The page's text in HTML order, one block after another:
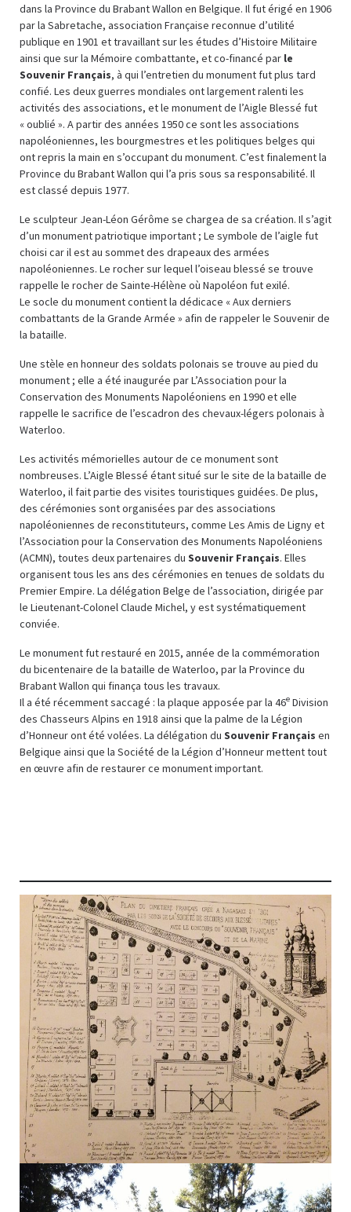
dans la Province du Brabant Wallon en Belgique. Il fut érigé en 1906
par la Sabretache, association Française reconnue d’utilité
publique en 1901 et travaillant sur les études d’Histoire Militaire
ainsi que sur la Mémoire combattante, et co-financé par le
Souvenir Français, à qui l’entretien du monument fut plus tard
confié. Les deux guerres mondiales ont largement ralenti les
activités des associations, et le monument de l’Aigle Blessé fut
« oublié ». A partir des années 1950 ce sont les associations
napoléoniennes, les bourgmestres et les politiques belges qui
ont repris la main en s’occupant du monument. C’est finalement la
Province du Brabant Wallon qui l’a pris sous sa responsabilité. Il
est classé depuis 1977.
Le sculpteur Jean-Léon Gérôme se chargea de sa création. Il s’agit
d’un monument patriotique important ; Le symbole de l’aigle fut
choisi car il est au sommet des drapeaux des armées
napoléoniennes. Le rocher sur lequel l’oiseau blessé se trouve
rappelle le rocher de Sainte-Hélène où Napoléon fut exilé.
Le socle du monument contient la dédicace « Aux derniers
combattants de la Grande Armée » afin de rappeler le Souvenir de
la bataille.
Une stèle en honneur des soldats polonais se trouve au pied du
monument ; elle a été inaugurée par L’Association pour la
Conservation des Monuments Napoléoniens en 1990 et elle
rappelle le sacrifice de l’escadron des chevaux-légers polonais à
Waterloo.
Les activités mémorielles autour de ce monument sont
nombreuses. L’Aigle Blessé étant situé sur le site de la bataille de
Waterloo, il fait partie des visites touristiques guidées. De plus,
des cérémonies sont organisées par des associations
napoléoniennes de reconstituteurs, comme Les Amis de Ligny et
l’Association pour la Conservation des Monuments Napoléoniens
(ACMN), toutes deux partenaires du Souvenir Français. Elles
organisent tous les ans des cérémonies en tenues de soldats du
Premier Empire. La délégation Belge de l’association, dirigée par
le Lieutenant-Colonel Claude Michel, y est systématiquement
conviée.
Le monument fut restauré en 2015, année de la commémoration
du bicentenaire de la bataille de Waterloo, par la Province du
Brabant Wallon qui finança tous les travaux.
Il a été récemment saccagé : la plaque apposée par la 46e Division
des Chasseurs Alpins en 1918 ainsi que la palme de la Légion
d’Honneur ont été volées. La délégation du Souvenir Français en
Belgique ainsi que la Société de la Légion d’Honneur mettent tout
en œuvre afin de restaurer ce monument important.